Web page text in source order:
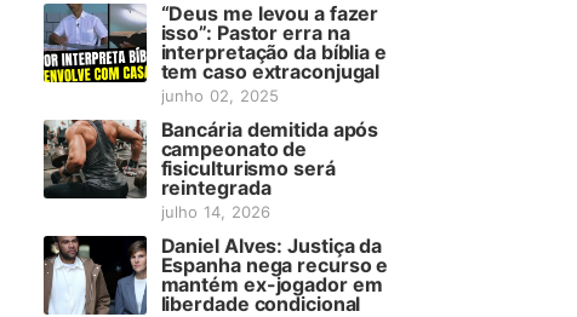
“Deus me levou a fazer
isso”: Pastor erra na
interpretação da bíblia e
tem caso extraconjugal
junho 02, 2025
Bancária demitida após
campeonato de
fisiculturismo será
reintegrada
julho 14, 2026
Daniel Alves: Justiça da
Espanha nega recurso e
mantém ex-jogador em
liberdade condicional